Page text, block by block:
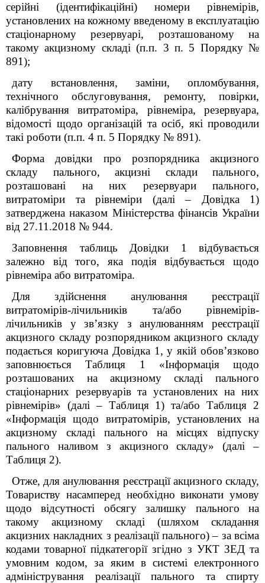
серійні (ідентифікаційні) номери рівнемірів,
установлених на кожному введеному в експлуатацію
стаціонарному резервуарі, розташованому на
такому акцизному складі (п.п. 3 п. 5 Порядку №
891);
дату встановлення, заміни, опломбування,
технічного обслуговування, ремонту, повірки,
калібрування витратоміра, рівнеміра, резервуара,
відомості щодо організацій та осіб, які проводили
такі роботи (п.п. 4 п. 5 Порядку № 891).
Форма довідки про розпорядника акцизного
складу пального, акцизні склади пального,
розташовані на них резервуари пального,
витратоміри та рівнеміри (далі – Довідка 1)
затверджена наказом Міністерства фінансів України
від 27.11.2018 № 944.
Заповнення таблиць Довідки 1 відбувається
залежно від того, яка подія відбувається щодо
рівнеміра або витратоміра.
Для здійснення анулювання реєстрації
витратомірів-лічильників та/або рівнемірів-
лічильників у зв’язку з анулюванням реєстрації
акцизного складу розпорядником акцизного складу
подається коригуюча Довідка 1, у якій обов’язково
заповнюється Таблиця 1 «Інформація щодо
розташованих на акцизному складі пального
стаціонарних резервуарів та установлених на них
рівнемірів» (далі – Таблиця 1) та/або Таблиця 2
«Інформація щодо витратомірів, установлених на
акцизному складі пального на місцях відпуску
пального наливом з акцизного складу» (далі –
Таблиця 2).
Отже, для анулювання реєстрації акцизного складу,
Товариству насамперед необхідно виконати умову
щодо відсутності обсягу залишку пального на
такому акцизному складі (шляхом складання
акцизних накладних з реалізації пального) – за всіма
кодами товарної підкатегорії згідно з УКТ ЗЕД та
умовним кодом, за яким в системі електронного
адміністрування реалізації пального та спирту